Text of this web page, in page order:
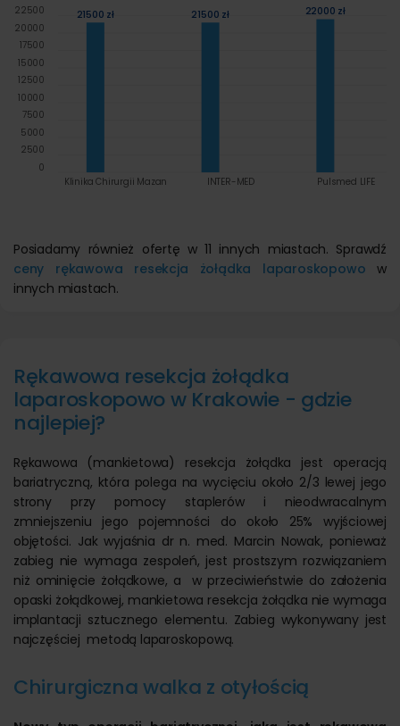
21500 zł 21500 zł 22000 zł
Klinika Chirurgii Mazan INTER-MED Pulsmed LIFE
0
2500
5000
7500
10000
12500
15000
17500
20000
22500
Posiadamy również ofertę w 11 innych miastach. Sprawdź
ceny rękawowa resekcja żołądka laparoskopowo w
innych miastach.
Rękawowa resekcja żołądka
laparoskopowo w Krakowie - gdzie
najlepiej?
Rękawowa (mankietowa) resekcja żołądka jest operacją
bariatryczną, która polega na wycięciu około 2/3 lewej jego
strony przy pomocy staplerów i nieodwracalnym
zmniejszeniu jego pojemności do około 25% wyjściowej
objętości. Jak wyjaśnia dr n. med. Marcin Nowak, ponieważ
zabieg nie wymaga zespoleń, jest prostszym rozwiązaniem
niż ominięcie żołądkowe, a w przeciwieństwie do założenia
opaski żołądkowej, mankietowa resekcja żołądka nie wymaga
implantacji sztucznego elementu. Zabieg wykonywany jest
najczęściej metodą laparoskopową.
Chirurgiczna walka z otyłością